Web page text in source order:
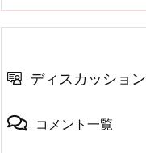
ディスカッション
コメント一覧